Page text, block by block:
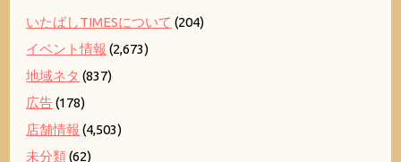
いたばしTIMESについて (204)
イベント情報 (2,673)
地域ネタ (837)
広告(178)
店舗情報 (4,503)
未分類(62)